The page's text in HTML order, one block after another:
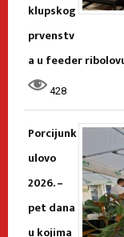
klupskog
prvenstv
a u feeder
428
Porcijunk
ulovo
2026. –
pet dana
u kojima